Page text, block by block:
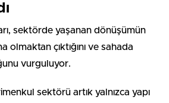
sektörde yaşanan dönüşümün
olmaktan çıktığını ve sahada
vurguluyor.
sektörü artık yalnızca yapı